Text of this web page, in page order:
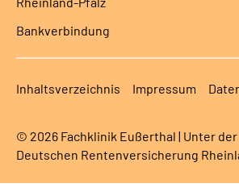
Bankverbindung
Inhaltsverzeichnis Impressum
© 2026 Fachklinik Eußerthal | Unter
Deutschen Rentenversicherung